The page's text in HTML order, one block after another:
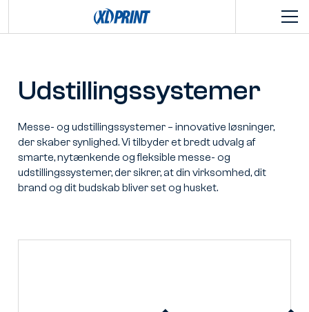
Udstillingssystemer
Messe- og udstillingssystemer – innovative løsninger,
der skaber synlighed. Vi tilbyder et bredt udvalg af
smarte, nytænkende og fleksible messe- og
udstillingssystemer, der sikrer, at din virksomhed, dit
brand og dit budskab bliver set og husket.